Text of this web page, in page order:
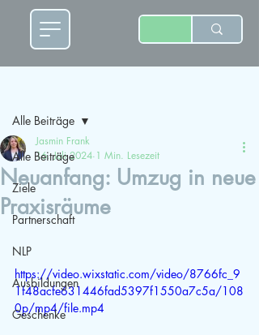
Alle Beiträge
Ziele
Partnerschaft
NLP
Ausbildungen
Geschenke
Alle Beiträge
Neuanfang: Umzug in neue
Praxisräume
Jasmin Frank
16. Juli 2024 1 Min. Lesezeit
https://video.wixstatic.com/video/8766fc_9
1f48acfe631446fad5397f1550a7c5a/108
0p/mp4/file.mp4